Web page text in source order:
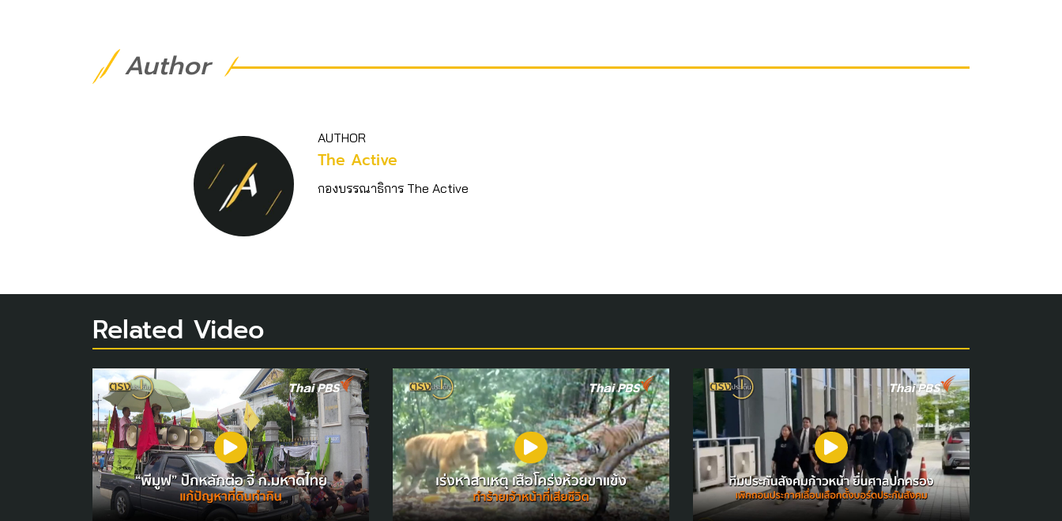
Author
AUTHOR
The Active
กองบรรณาธิการ The Active
Related Video